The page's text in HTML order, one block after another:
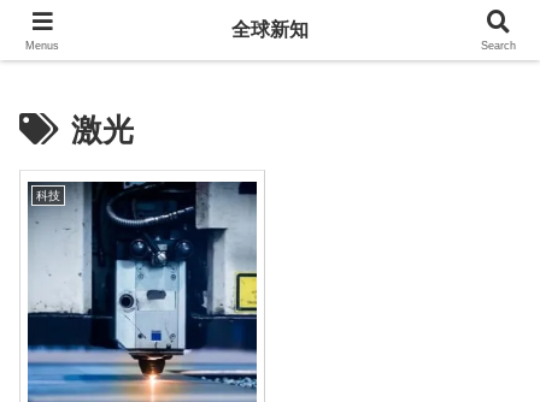
全球新知
激光
科技
Menus
全球新知
Search